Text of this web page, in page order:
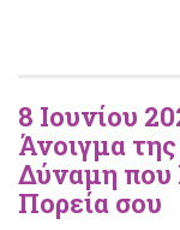
8 Ιουνίου
Άνοιγμα
Δύναμη που
Πορεία σου